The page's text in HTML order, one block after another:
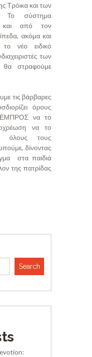
Τρόικα και των
Το σύστημα
και από τον
ακόμα και
νέο ειδικό
των
θα στραφούμε
τις βάρβαρες
όρους
ΕΜΠΡΟΣ να το
να το
όλους τους
δίνοντας
στα παιδιά
της πατρίδας
Search